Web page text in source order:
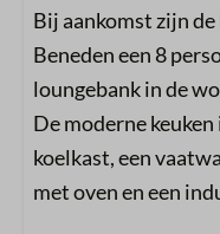
Bij aankomst zijn
Beneden een 8
loungebank in de
De moderne
koelkast, een
met oven en een